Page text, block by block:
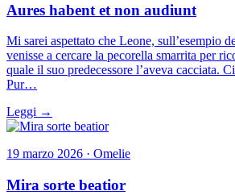
Aures habent et non audiunt
Mi sarei aspettato che Leone, sull’esempio
venisse a cercare la pecorella smarrita per
quale il suo predecessore l’aveva cacciata.
Pur…
Leggi →
19 marzo 2026 · Omelie
Mira sorte beatior